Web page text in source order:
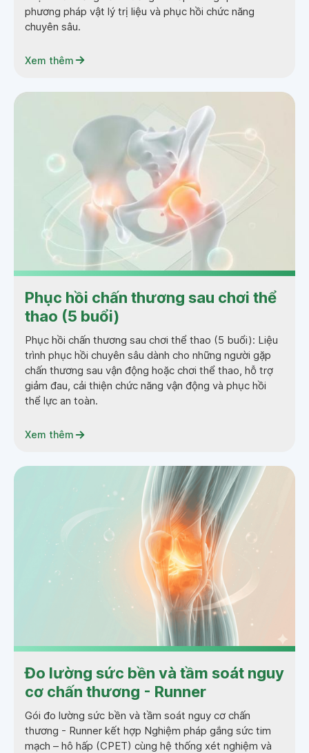
phương pháp vật lý trị liệu và phục hồi chức năng
chuyên sâu.
Xem thêm
Phục hồi chấn thương sau chơi thể
thao (5 buổi)
Phục hồi chấn thương sau chơi thể thao (5 buổi): Liệu
trình phục hồi chuyên sâu dành cho những người gặp
chấn thương sau vận động hoặc chơi thể thao, hỗ trợ
giảm đau, cải thiện chức năng vận động và phục hồi
thể lực an toàn.
Xem thêm
Đo lường sức bền và tầm soát nguy
cơ chấn thương - Runner
Gói đo lường sức bền và tầm soát nguy cơ chấn
thương - Runner kết hợp Nghiệm pháp gắng sức tim
mạch – hô hấp (CPET) cùng hệ thống xét nghiệm và